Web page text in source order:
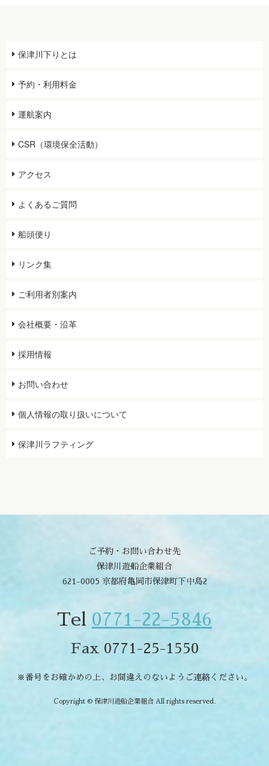
保津川下りとは
予約・利用料金
運航案内
CSR（環境保全活動）
アクセス
よくあるご質問
船頭便り
リンク集
ご利用者別案内
会社概要・沿革
採用情報
お問い合わせ
個人情報の取り扱いについて
保津川ラフティング
ご予約・お問い合わせ先
保津川遊船企業組合
621-0005 京都府亀岡市保津町下中島2
Tel 0771-22-5846
Fax 0771-25-1550
※番号をお確かめの上、お間違えのないようご連絡ください。
Copyright © 保津川遊船企業組合 All rights reserved.